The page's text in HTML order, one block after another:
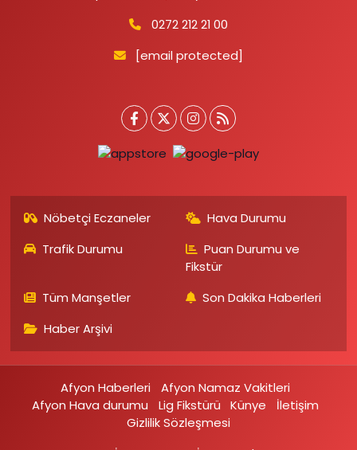
0272 212 21 00
[email protected]
Nöbetçi Eczaneler
Hava Durumu
Trafik Durumu
Puan Durumu ve
Fikstür
Tüm Manşetler
Son Dakika Haberleri
Haber Arşivi
Afyon Haberleri
Afyon Namaz Vakitleri
Afyon Hava durumu
Lig Fikstürü Künye
İletişim
Gizlilik Sözleşmesi